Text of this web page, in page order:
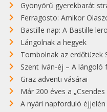
Gyönyörű gyerekbarát strandok
Ferragosto: Amikor
Bastille nap: A Bastille
Lángolnak a hegyek
Tombolnak az erdőtüzek
Szent Iván-éj – A lángoló
Graz adventi vásárai
Már 200 éves a
A nyári napforduló éjjelén